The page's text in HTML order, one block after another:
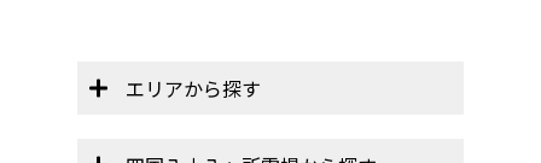
エリアから探す